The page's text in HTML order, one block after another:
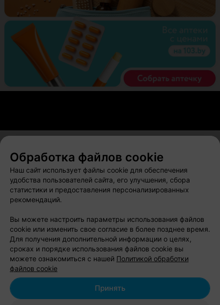
О проекте Новости проекта
Вакансии
Публичный договор
Способы оплаты
Публичный договор по использованию сервиса
Написать в поддержку
Связаться по вопросам сотрудничества
Написать руководителю relax.by
Обработка персональных данных
Обработка файлов cookie
Наш сайт использует файлы cookie для обеспечения
удобства пользователей сайта, его улучшения, сбора
статистики и предоставления персонализированных
рекомендаций.
Вы можете настроить параметры использования файлов
cookie или изменить свое согласие в более позднее время.
Для получения дополнительной информации о целях,
сроках и порядке использования файлов cookie вы
можете ознакомиться с нашей Политикой обработки
файлов cookie
Принять